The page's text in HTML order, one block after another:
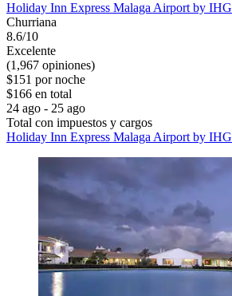
Holiday Inn Express Malaga Airport by IHG
Churriana
8.6/10
Excelente
(1,967 opiniones)
$151 por noche
$166 en total
24 ago - 25 ago
Total con impuestos y cargos
Holiday Inn Express Malaga Airport by IHG